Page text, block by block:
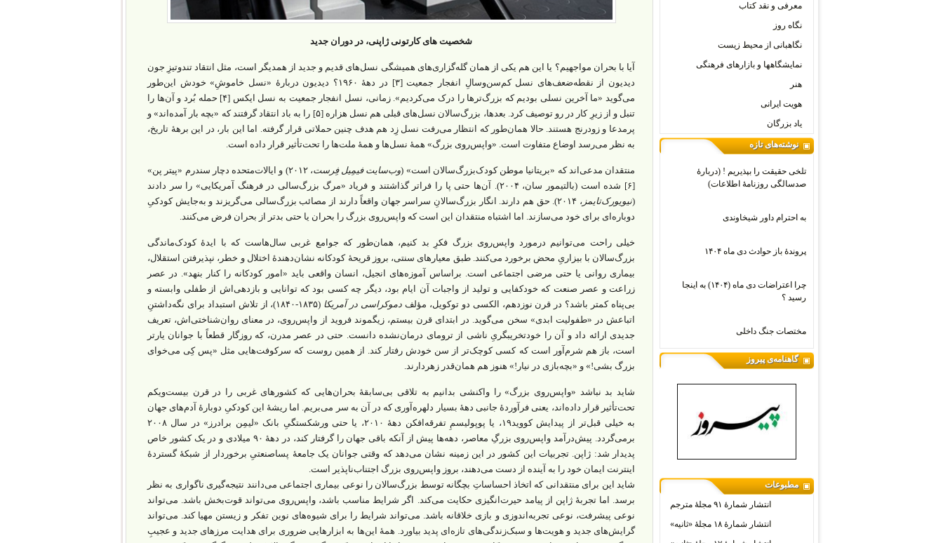
شخصیت های کارتونی ژاپنی، در دوران جدید
آیا با بحران مواجهیم؟ یا این هم یکی از همان گله‌گزاری‌های همیشگی نسل‌های قدیم و جدید از همدیگر است، مثل انتقاد تندوتیزِ جون
دیدیون از نقطه‌ضعف‌های نسل کم‌‌سن‌وسالِ انفجار جمعیت [۳] در دهۀ ۱۹۶۰؟ دیدیون دربارۀ «نسل خاموشِ» خودش این‌طور
می‌گوید «ما آخرین نسلی بودیم که بزرگ‌ترها را درک می‌کردیم». زمانی، نسل انفجار جمعیت به نسل ایکس [۴] حمله بُرد و آن‌ها را
تنبل و از زیرِ کار در رو توصیف کرد. بعدها، بزرگ‌سالان نسل‌های قبلی هم نسل هزاره [۵] را به باد انتقاد گرفتند که «بچه بار آمده‌اند» و
پرمدعا و زودرنج هستند. حالا همان‌طور که انتظار می‌رفت نسل زِد هم هدف چنین حملاتی قرار گرفته. اما این بار، در این برهۀ تاریخ،
به نظر می‌رسد اوضاع متفاوت است. «واپس‌روی بزرگ» همۀ نسل‌ها و همۀ ملت‌ها را تحت‌تأثیر قرار داده است.
منتقدان مدعی‌اند که «بریتانیا موطن کودک‌بزرگ‌سالان است» (وب‌سایت فیمِیل فِرست
، ۲۰۱۲) و ایالات‌متحده دچار سندرم «پیتر پن»
[۶] شده است (بالتیمور سان، ۲۰۰۴). آن‌ها حتی پا را فراتر گذاشتند و فریاد «مرگ بزرگ‌سالی در فرهنگ آمریکایی» را سر دادند
(نیویورک‌تایمز
، ۲۰۱۴). حق هم دارند. انگار بزرگ‌سالانِ سراسر جهان واقعاً دارند از مصائب بزرگ‌سالی می‌گریزند و به‌جایش کودکیِ
دوباره‌ای برای خود می‌سازند. اما اشتباه منتقدان این است که واپس‌روی بزرگ را بحران یا حتی بدتر از بحران فرض می‌کنند.
خیلی راحت می‌توانیم درمورد واپس‌روی بزرگ فکرِ بد کنیم، همان‌طور که جوامع غربی سال‌هاست که با ایدۀ کودک‌ماندگی
بزرگ‌سالان با بیزاریِ محض برخورد می‌کنند. طبق معیارهای سنتی، بروز قریحۀ کودکانه نشان‌دهندۀ اختلال و خطر، نپذیرفتن استقلال،
بیماری روانی یا حتی مرضی اجتماعی است. براساس آموزه‌های انجیل، انسان واقعی باید «امور کودکانه را کنار بنهد». در عصر
زراعت و عصر صنعت که خودکفایی و تولید از واجبات آن ایام بود، دیگر چه کسی بود که توانایی و بازدهی‌اش از طفلی وابسته و
بی‌پناه کمتر باشد؟ در قرن نوزدهم، الکسی دو توکویل، مؤلف دموکراسی در آمریکا
(۱۸۳۵-۱۸۴۰)، از تلاش استبداد برای نگه‌داشتنِ
اتباعش در «طفولیت ابدی» سخن می‌گوید. در ابتدای قرن بیستم، زیگموند فروید از واپس‌روی، در معنای روان‌شناختی‌اش، تعریف
جدیدی ارائه داد و آن را خودتخریبگریِ ناشی از ترومای درمان‌نشده دانست. حتی در عصر مدرن، که روزگار قطعاً با جوانان یارتر
است، باز هم شرم‌آور است که کسی کوچک‌تر از سن خودش رفتار کند. از همین روست که سرکوفت‌هایی مثل «پس کِی می‌خوای
بزرگ بشی!» و «بچه‌بازی در نیار!» هنوز هم همان‌قدر زهردارند.
شاید بد نباشد «واپس‌روی بزرگ» را واکنشی بدانیم به تلاقی بی‌سابقۀ بحران‌هایی که کشورهای غربی را در قرن بیست‌ویکم
تحت‌تأثیر قرار داده‌اند، یعنی فرآوردۀ جانبی دهۀ بسیار دلهره‌آوری که در آن به سر می‌بریم. اما ریشۀ این کودکیِ دوبارۀ آدم‌های جهان
به خیلی قبل‌تر از پیدایش کووید۱۹، یا پوپولیسمِ تفرقه‌افکن دهۀ ۲۰۱۰، یا حتی ورشکستگیِ بانک «لیمِن برادرز» در سال ۲۰۰۸
برمی‌گردد. پیش‌درآمد واپس‌روی بزرگِ معاصر، دهه‌ها پیش از آنکه باقی جهان را گرفتار کند، در دهۀ ۹۰ میلادی و در یک کشور خاص
پدیدار شد: ژاپن. تجربیات این کشور در این زمینه نشان می‌دهد که وقتی جوانان یک جامعۀ پساصنعتیِ برخوردار از شبکۀ گستردۀ
اینترنت ایمان خود را به آینده از دست می‌دهند، بروز واپس‌روی بزرگ اجتناب‌ناپذیر است.
شاید این برای منتقدانی که اتخاذ احساساتِ بچگانه توسط بزرگ‌سالان را نوعی بیماری اجتماعی می‌دانند نتیجه‌گیری ناگواری به نظر
برسد. اما تجربۀ ژاپن از پیامد حیرت‌انگیزی حکایت می‌کند. اگر شرایط مناسب باشد، واپس‌روی می‌تواند قوت‌بخش باشد. می‌تواند
نوعی پیشرفت، نوعی تجربه‌اندوزی و بازی خلاقانه باشد. می‌تواند شرایط را برای شیوه‌های نوین تفکر و زیستن مهیا کند. می‌تواند
گرایش‌های جدید و هویت‌ها و سبک‌زندگی‌های تازه‌ای پدید بیاورد. همۀ این‌ها به ابزارهایی ضروری برای هدایت مرزهای جدید و عجیبِ
معرفی و نقد کتاب
نگاه روز
نگاهبانی از محیط زیست
نمایشگاهها و بازارهای فرهنگی
هنر
هویت ایرانی
یاد بزرگان
نوشته‌های تازه
تلخی حقیقت را بپذیریم ! (دربارۀ
صدسالگی روزنامۀ اطلاعات)
به احترام داور شیخاوندی
پروندۀ باز حوادث دی ماه ۱۴۰۴
چرا اعتراضات دی‌ ماه (۱۴۰۴) به اینجا
رسید ؟
مختصات جنگ داخلی
گاهنامه‌ی پیروز
مطبوعات
انتشار شمارۀ ۹۱ مجلۀ مترجم
انتشار شمارۀ ۱۸ مجلۀ «ثانیه»